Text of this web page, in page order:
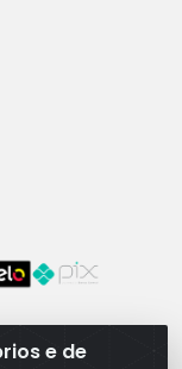
e de